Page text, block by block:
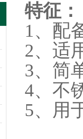
特征：
1、配
2、适
3、简
4、不
5、用